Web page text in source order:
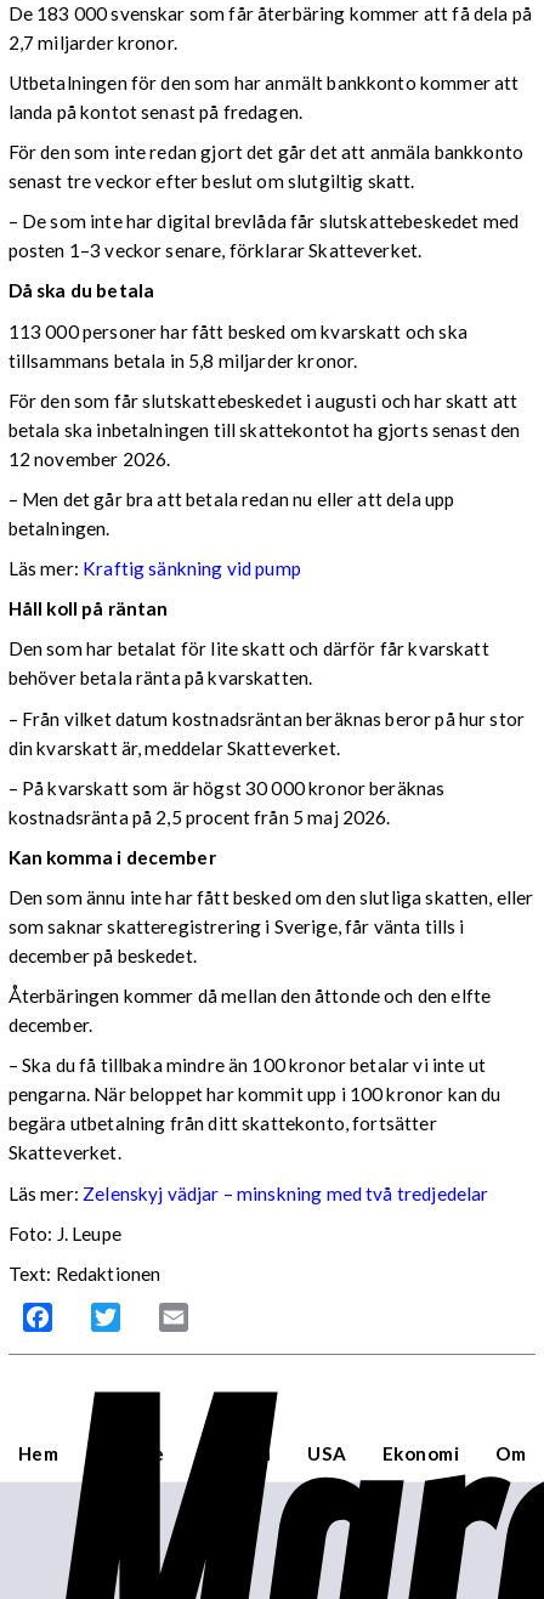
De 183 000 svenskar som får återbäring kommer att få dela på
2,7 miljarder kronor.
Utbetalningen för den som har anmält bankkonto kommer att
landa på kontot senast på fredagen.
För den som inte redan gjort det går det att anmäla bankkonto
senast tre veckor efter beslut om slutgiltig skatt.
– De som inte har digital brevlåda får slutskattebeskedet med
posten 1–3 veckor senare, förklarar Skatteverket.
Då ska du betala
113 000 personer har fått besked om kvarskatt och ska
tillsammans betala in 5,8 miljarder kronor.
För den som får slutskattebeskedet i augusti och har skatt att
betala ska inbetalningen till skattekontot ha gjorts senast den
12 november 2026.
– Men det går bra att betala redan nu eller att dela upp
betalningen.
Läs mer: Kraftig sänkning vid pump
Håll koll på räntan
Den som har betalat för lite skatt och därför får kvarskatt
behöver betala ränta på kvarskatten.
– Från vilket datum kostnadsräntan beräknas beror på hur stor
din kvarskatt är, meddelar Skatteverket.
– På kvarskatt som är högst 30 000 kronor beräknas
kostnadsränta på 2,5 procent från 5 maj 2026.
Kan komma i december
Den som ännu inte har fått besked om den slutliga skatten, eller
som saknar skatteregistrering i Sverige, får vänta tills i
december på beskedet.
Återbäringen kommer då mellan den åttonde och den elfte
december.
– Ska du få tillbaka mindre än 100 kronor betalar vi inte ut
pengarna. När beloppet har kommit upp i 100 kronor kan du
begära utbetalning från ditt skattekonto, fortsätter
Skatteverket.
Läs mer: Zelenskyj vädjar – minskning med två tredjedelar
Foto: J. Leupe
Text: Redaktionen
Facebook Twitter
Hem Sverige Världen USA Ekonomi Om